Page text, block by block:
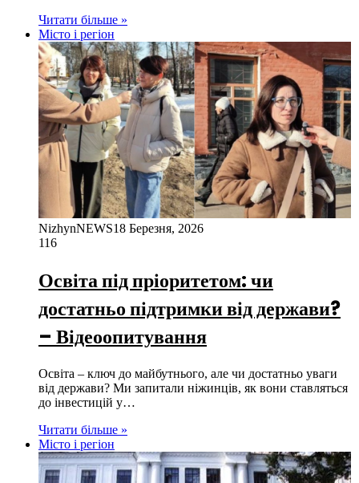
Читати більше »
Місто і регіон
NizhynNEWS18 Березня, 2026
116
Освіта під пріоритетом: чи
достатньо підтримки від держави?
– Відеоопитування
Освіта – ключ до майбутнього, але чи достатньо уваги
від держави? Ми запитали ніжинців, як вони ставляться
до інвестицій у…
Читати більше »
Місто і регіон